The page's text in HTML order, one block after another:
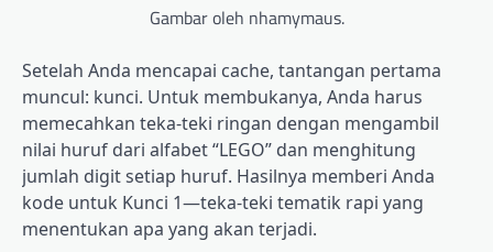
Gambar oleh nhamymaus.
Setelah Anda mencapai cache, tantangan pertama
muncul: kunci. Untuk membukanya, Anda harus
memecahkan teka-teki ringan dengan mengambil
nilai huruf dari alfabet “LEGO” dan menghitung
jumlah digit setiap huruf. Hasilnya memberi Anda
kode untuk Kunci 1—teka-teki tematik rapi yang
menentukan apa yang akan terjadi.